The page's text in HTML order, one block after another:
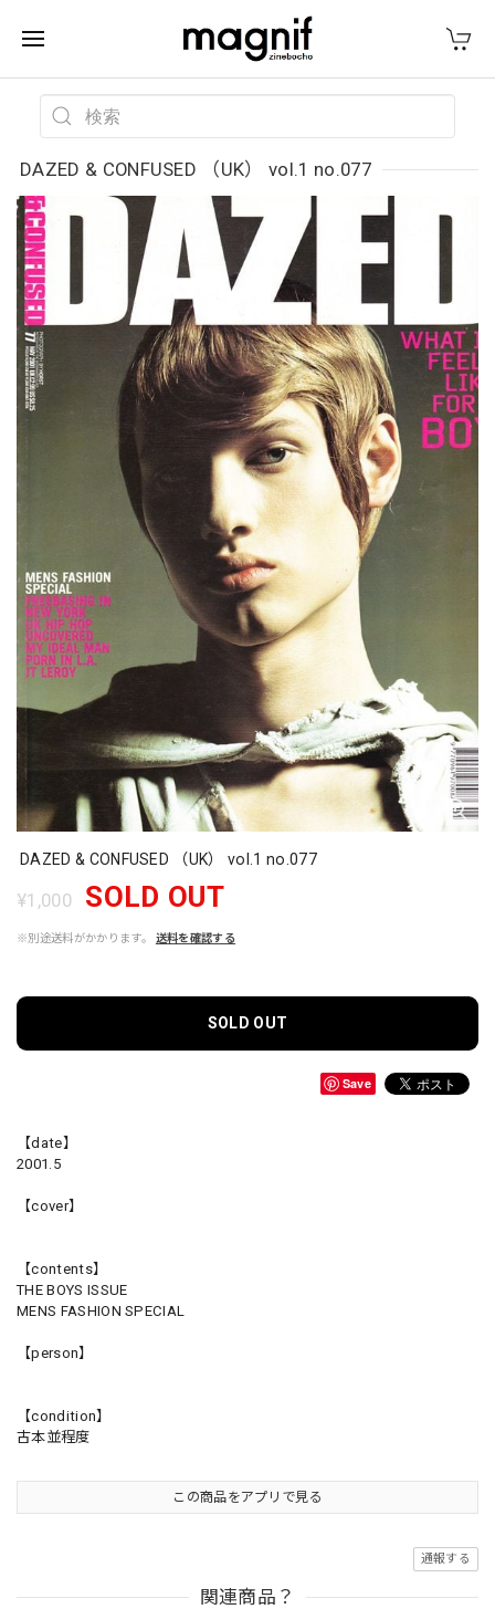
DAZED & CONFUSED （UK） vol.1 no.077
DAZED & CONFUSED （UK） vol.1 no.077
¥1,000 SOLD OUT
※別途送料がかかります。 送料を確認する
SOLD OUT
Save
【date】
2001.5
【cover】
【contents】
THE BOYS ISSUE
MENS FASHION SPECIAL
【person】
【condition】
古本並程度
この商品をアプリで見る
通報する
関連商品？